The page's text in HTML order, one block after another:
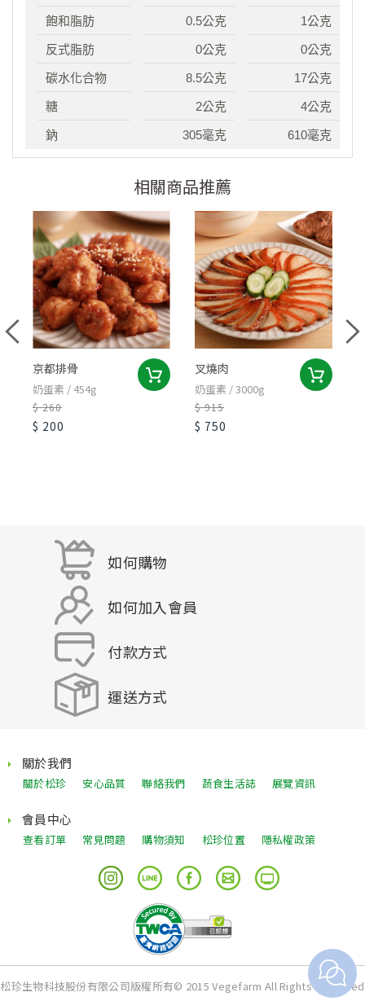
飽和脂肪
反式脂肪
碳水化合物
糖
鈉
0.5公克
0公克
8.5公克
2公克
305毫克
1公克
0公克
17公克
4公克
610毫克
相關商品推薦
京都排骨
奶蛋素 / 454g
$ 260
$ 200
叉燒肉
奶蛋素 / 3000g
$ 915
$ 750
如何購物
如何加入會員
付款方式
運送方式
關於我們
關於松珍 安心品質 聯絡我們 蔬食生活誌 展覽資訊
會員中心
查看訂單 常見問題 購物須知 松珍位置 隱私權政策
松珍生物科技股份有限公司版權所有© 2015 Vegefarm All Rights Reserved